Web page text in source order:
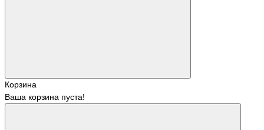
Корзина
Ваша корзина пуста!